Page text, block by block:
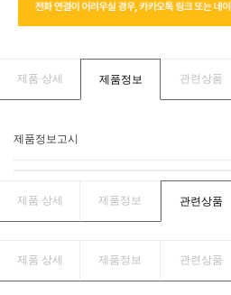
제품 상세 제품정보 관련상품
제품정보고시
제품 상세 제품정보 관련상품
제품 상세 제품정보 관련상품